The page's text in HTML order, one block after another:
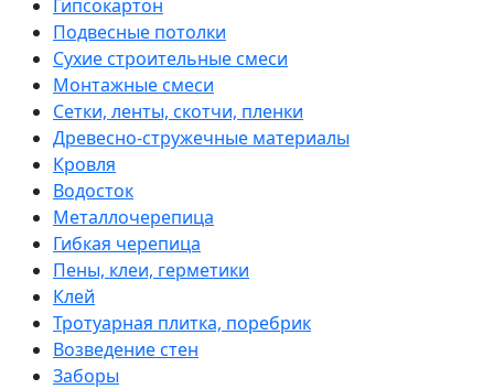
Гипсокартон
Подвесные потолки
Сухие строительные смеси
Монтажные смеси
Сетки, ленты, скотчи, пленки
Древесно-стружечные материалы
Кровля
Водосток
Металлочерепица
Гибкая черепица
Пены, клеи, герметики
Клей
Тротуарная плитка, поребрик
Возведение стен
Заборы